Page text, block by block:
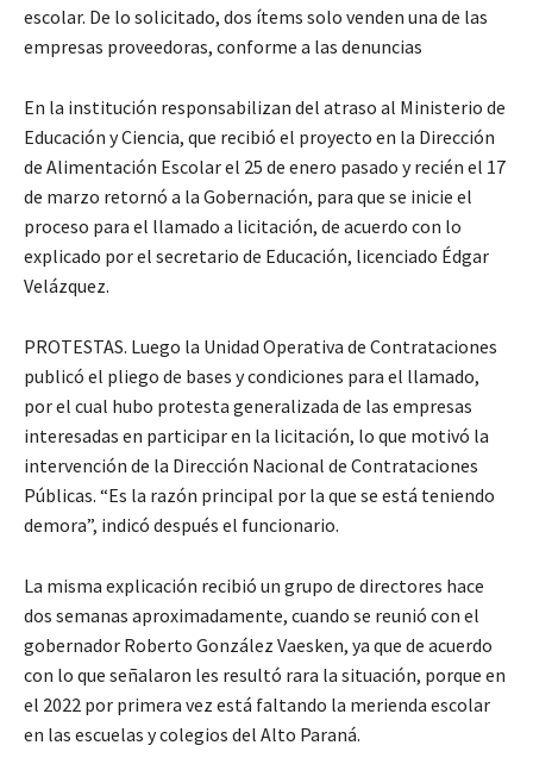
escolar. De lo solicitado, dos ítems solo venden una de las
empresas proveedoras, conforme a las denuncias
En la institución responsabilizan del atraso al Ministerio de
Educación y Ciencia, que recibió el proyecto en la Dirección
de Alimentación Escolar el 25 de enero pasado y recién el 17
de marzo retornó a la Gobernación, para que se inicie el
proceso para el llamado a licitación, de acuerdo con lo
explicado por el secretario de Educación, licenciado Édgar
Velázquez.
PROTESTAS. Luego la Unidad Operativa de Contrataciones
publicó el pliego de bases y condiciones para el llamado,
por el cual hubo protesta generalizada de las empresas
interesadas en participar en la licitación, lo que motivó la
intervención de la Dirección Nacional de Contrataciones
Públicas. “Es la razón principal por la que se está teniendo
demora”, indicó después el funcionario.
La misma explicación recibió un grupo de directores hace
dos semanas aproximadamente, cuando se reunió con el
gobernador Roberto González Vaesken, ya que de acuerdo
con lo que señalaron les resultó rara la situación, porque en
el 2022 por primera vez está faltando la merienda escolar
en las escuelas y colegios del Alto Paraná.